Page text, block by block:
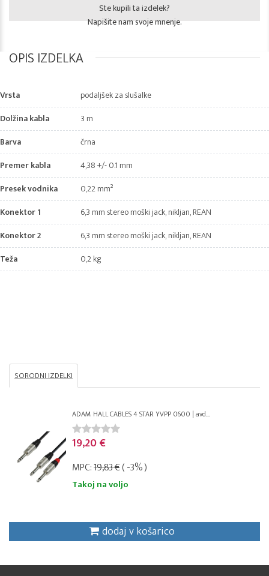
Ste kupili ta izdelek?
Napišite nam svoje mnenje.
OPIS IZDELKA
Vrsta
podaljšek za slušalke
Dolžina kabla
3 m
Barva
črna
Premer kabla
4,38 +/- 0.1 mm
Presek vodnika
0,22 mm²
Konektor 1
6,3 mm stereo moški jack, nikljan, REAN
Konektor 2
6,3 mm stereo moški jack, nikljan, REAN
Teža
0,2 kg
SORODNI IZDELKI
ADAM HALL CABLES 4 STAR YVPP 0600 | avd...
19,20 €
MPC:19,83 €( -3% )
Takoj na voljo
dodaj v košarico